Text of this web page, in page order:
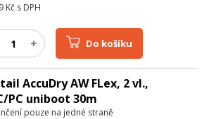
Kč s DPH
Do košíku
AccuDry AW FLex, 2 vl.,
PC uniboot 30m
pouze na jedné straně